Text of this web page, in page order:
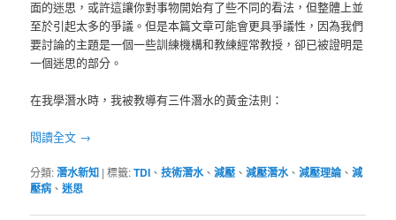
面的迷思，或許這讓你對事物開始有了些不同的看法，但整體上並
至於引起太多的爭議。但是本篇文章可能會更具爭議性，因為我們
要討論的主題是一個一些訓練機構和教練經常教授，卻已被證明是
一個迷思的部分。
在我學潛水時，我被教導有三件潛水的黃金法則：
閱讀全文 →
分類:潛水新知 |標籤:TDI 、技術潛水、減壓 、減壓潛水、減壓理論 、減
壓病 、迷思